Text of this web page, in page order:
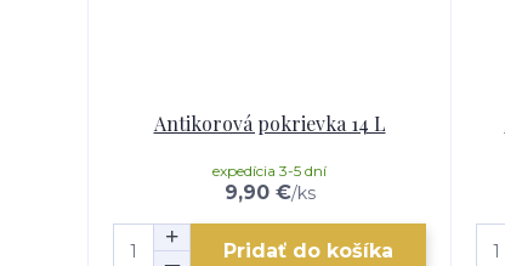
Antikorová pokrievka 14 L
9,90 €/ks
expedícia 3-5 dní
Pridať do košíka